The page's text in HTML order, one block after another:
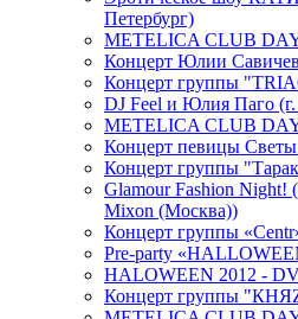
Петербург)
METELICA CLUB
Концерт Юлии
Концерт группы
DJ Feel и Юлия Паго
METELICA CLUB
Концерт певицы
Концерт группы
Glamour Fashion Night!
Mixon (Москва))
Концерт группы
Pre-party
HALOWEEN 2012 -
Концерт группы